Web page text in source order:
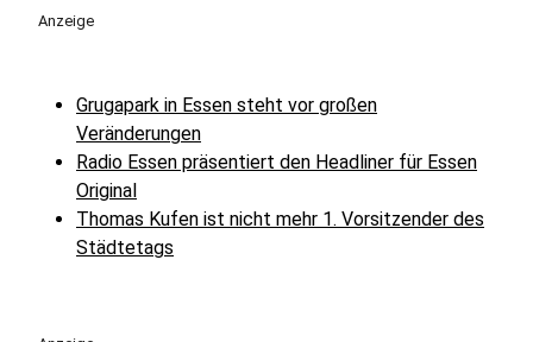
Anzeige
Grugapark in Essen steht vor großen
Veränderungen
Radio Essen präsentiert den Headliner für Essen
Original
Thomas Kufen ist nicht mehr 1. Vorsitzender des
Städtetags